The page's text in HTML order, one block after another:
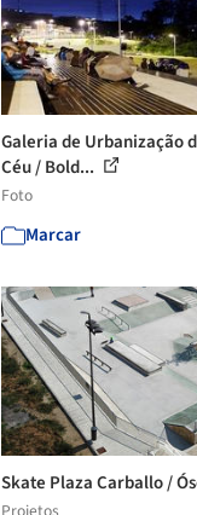
Galeria de Urbanização
Céu / Bold...
Foto
Marcar
Skate Plaza Carballo /